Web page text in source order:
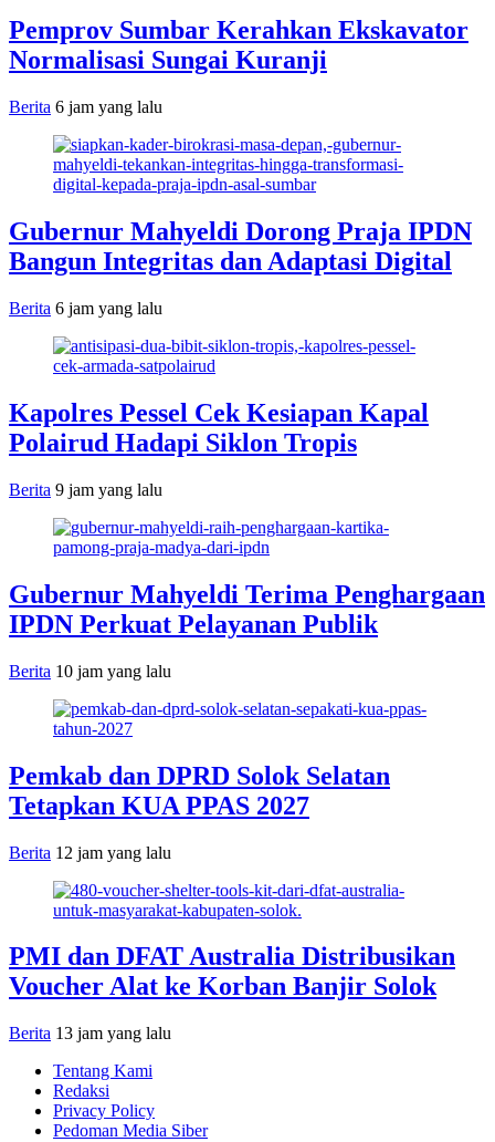
Pemprov Sumbar Kerahkan Ekskavator
Normalisasi Sungai Kuranji
Berita 6 jam yang lalu
Gubernur Mahyeldi Dorong Praja IPDN
Bangun Integritas dan Adaptasi Digital
Berita 6 jam yang lalu
Kapolres Pessel Cek Kesiapan Kapal
Polairud Hadapi Siklon Tropis
Berita 9 jam yang lalu
Gubernur Mahyeldi Terima Penghargaan
IPDN Perkuat Pelayanan Publik
Berita 10 jam yang lalu
Pemkab dan DPRD Solok Selatan
Tetapkan KUA PPAS 2027
Berita 12 jam yang lalu
PMI dan DFAT Australia Distribusikan
Voucher Alat ke Korban Banjir Solok
Berita 13 jam yang lalu
Tentang Kami
Redaksi
Privacy Policy
Pedoman Media Siber